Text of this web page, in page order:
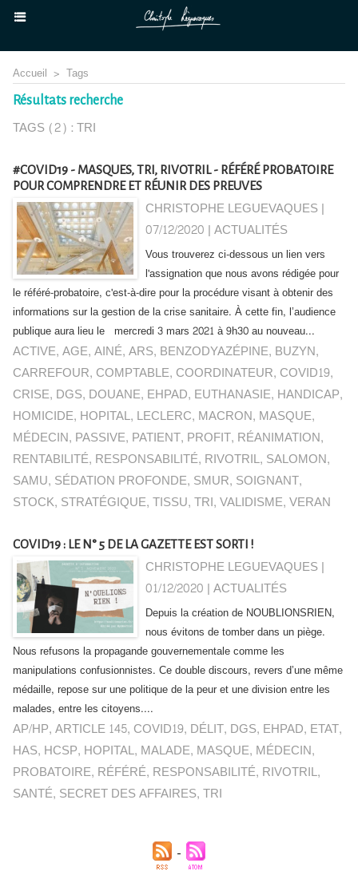
Accueil > Tags
Résultats recherche
TAGS (2) : TRI
#COVID19 - MASQUES, TRI, RIVOTRIL - RÉFÉRÉ PROBATOIRE
POUR COMPRENDRE ET RÉUNIR DES PREUVES
CHRISTOPHE LEGUEVAQUES |
07/12/2020 |ACTUALITÉS
Vous trouverez ci-dessous un lien vers
l'assignation que nous avons rédigée pour
le référé-probatoire, c'est-à-dire pour la procédure visant à obtenir des
informations sur la gestion de la crise sanitaire. À cette fin, l’audience
publique aura lieu le mercredi 3 mars 2021 à 9h30 au nouveau...
ACTIVE,AGE,AINÉ,ARS, BENZODYAZÉPINE, BUZYN,
CARREFOUR, COMPTABLE, COORDINATEUR, COVID19,
CRISE, DGS, DOUANE, EHPAD, EUTHANASIE, HANDICAP,
HOMICIDE, HOPITAL, LECLERC, MACRON, MASQUE,
MÉDECIN, PASSIVE, PATIENT, PROFIT, RÉANIMATION,
RENTABILITÉ, RESPONSABILITÉ, RIVOTRIL, SALOMON,
SAMU, SÉDATION PROFONDE, SMUR, SOIGNANT,
STOCK, STRATÉGIQUE,TISSU,TRI,VALIDISME,VERAN
COVID19 : LE N° 5 DE LA GAZETTE EST SORTI !
CHRISTOPHE LEGUEVAQUES |
01/12/2020 |ACTUALITÉS
Depuis la création de NOUBLIONSRIEN,
nous évitons de tomber dans un piège.
Nous refusons la propagande gouvernementale comme les
manipulations confusionnistes. Ce double discours, revers d’une même
médaille, repose sur une politique de la peur et une division entre les
malades, entre les citoyens....
AP/HP,ARTICLE 145, COVID19, DÉLIT, DGS, EHPAD, ETAT,
HAS, HCSP, HOPITAL, MALADE, MASQUE, MÉDECIN,
PROBATOIRE, RÉFÉRÉ, RESPONSABILITÉ, RIVOTRIL,
SANTÉ, SECRET DES AFFAIRES,TRI